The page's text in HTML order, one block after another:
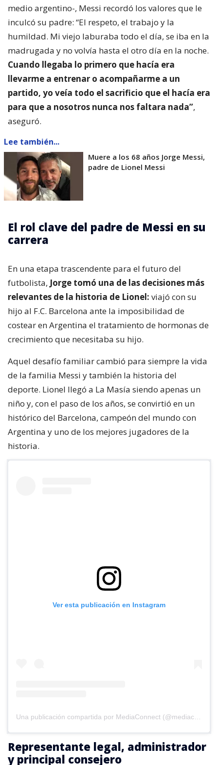
medio argentino-, Messi recordó los valores que le
inculcó su padre: “El respeto, el trabajo y la
humildad. Mi viejo laburaba todo el día, se iba en la
madrugada y no volvía hasta el otro día en la noche.
Cuando llegaba lo primero que hacía era
llevarme a entrenar o acompañarme a un
partido, yo veía todo el sacrificio que el hacía era
para que a nosotros nunca nos faltara nada”,
aseguró.
Lee también...
Muere a los 68 años Jorge Messi,
padre de Lionel Messi
El rol clave del padre de Messi en su
carrera
En una etapa trascendente para el futuro del
futbolista, Jorge tomó una de las decisiones más
relevantes de la historia de Lionel: viajó con su
hijo al F.C. Barcelona ante la imposibilidad de
costear en Argentina el tratamiento de hormonas de
crecimiento que necesitaba su hijo.
Aquel desafío familiar cambió para siempre la vida
de la familia Messi y también la historia del
deporte. Lionel llegó a La Masía siendo apenas un
niño y, con el paso de los años, se convirtió en un
histórico del Barcelona, campeón del mundo con
Argentina y uno de los mejores jugadores de la
historia.
Ver esta publicación en Instagram
Representante legal, administrador
y principal consejero